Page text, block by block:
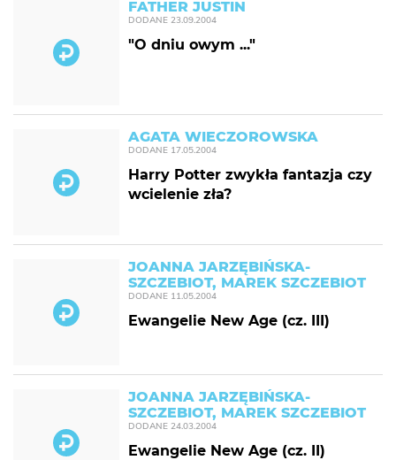
FATHER JUSTIN
DODANE 23.09.2004
"O dniu owym ..."
AGATA WIECZOROWSKA
DODANE 17.05.2004
Harry Potter zwykła fantazja czy
wcielenie zła?
JOANNA JARZĘBIŃSKA-
SZCZEBIOT, MAREK SZCZEBIOT
DODANE 11.05.2004
Ewangelie New Age (cz. III)
JOANNA JARZĘBIŃSKA-
SZCZEBIOT, MAREK SZCZEBIOT
DODANE 24.03.2004
Ewangelie New Age (cz. II)